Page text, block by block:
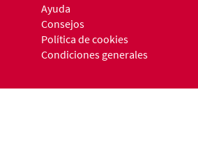
Ayuda
Consejos
Política de cookies
Condiciones generales